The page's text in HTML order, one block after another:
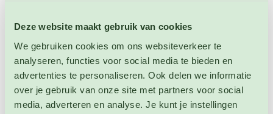
Deze website maakt gebruik van cookies
We gebruiken cookies om ons websiteverkeer te
analyseren, functies voor social media te bieden en
advertenties te personaliseren. Ook delen we informatie
over je gebruik van onze site met partners voor social
media, adverteren en analyse. Je kunt je instellingen
in heerlijke hapjes. Restjes Asperges zijn ook heerlijk in
zelfgemaakte Aspergesoep. Klassiek is natuurlijk de
combinatie van Asperges met ham en eieren. Maar
Asperges zijn ook heerlijk in combinatie met: kaas,
pasta, honing, balsamico, garnalen, beenham,
pijnboompitten, eieren, zalm, kip, Parmezaanse kaas,
citroen, knoflook, aardappelen, truffel, uien, geitenkaas,